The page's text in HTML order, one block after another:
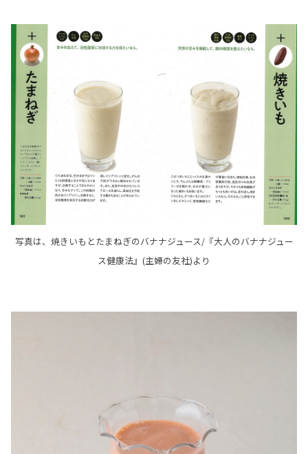
写真は、焼きいもとたまねぎのバナナジュース/『大人のバナナジュー
ス健康法』(主婦の友社)より